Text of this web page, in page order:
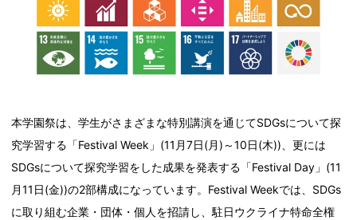
本学園祭は、学生がさまざまな特別講演を通じてSDGsについて探
究学習する「Festival Week」(11月7日(月)～10日(木))、更には
SDGsについて探究学習をした成果を発表する「Festival Day」(11
月11日(金))の2部構成になっています。Festival Weekでは、SDGs
に取り組む企業・団体・個人を招請し、駐日ウクライナ特命全権